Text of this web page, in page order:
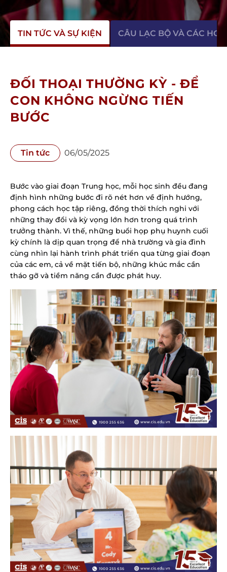
TIN TỨC VÀ SỰ KIỆN CÂU LẠC BỘ VÀ CÁC
ĐỐI THOẠI THƯỜNG KỲ - ĐỂ
CON KHÔNG NGỪNG TIẾN
BƯỚC
Tin tức 06/05/2025
Bước vào giai đoạn Trung học, mỗi học sinh đều đang
định hình những bước đi rõ nét hơn về định hướng,
phong cách học tập riêng, đồng thời thích nghi với
những thay đổi và kỳ vọng lớn hơn trong quá trình
trưởng thành. Vì thế, những buổi họp phụ huynh cuối
kỳ chính là dịp quan trọng để nhà trường và gia đình
cùng nhìn lại hành trình phát triển qua từng giai đoạn
của các em, cả về mặt tiến bộ, những khúc mắc cần
tháo gỡ và tiềm năng cần được phát huy.